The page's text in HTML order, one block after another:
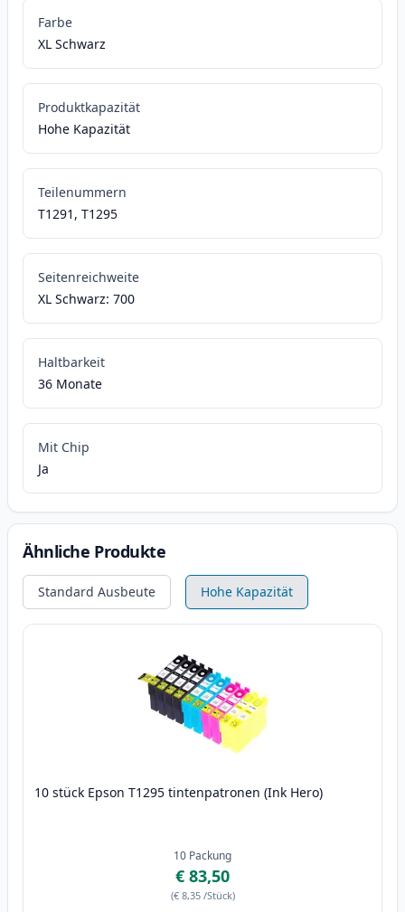
Farbe
XL Schwarz
Produktkapazität
Hohe Kapazität
Teilenummern
T1291, T1295
Seitenreichweite
XL Schwarz: 700
Haltbarkeit
36 Monate
Mit Chip
Ja
Ähnliche Produkte
Standard Ausbeute Hohe Kapazität
10 stück Epson T1295 tintenpatronen (Ink Hero)
10 Packung
€ 83,50
(€ 8,35 /Stück)